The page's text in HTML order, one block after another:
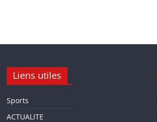
Liens utiles
Sports
ACTUALITE